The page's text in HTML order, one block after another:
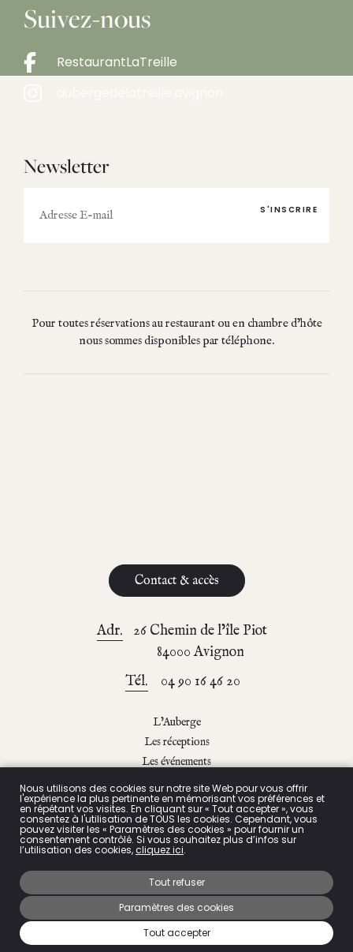
Suivez-nous
RestaurantLaTreille
Newsletter
mail
Pour toutes réservations au restaurant ou en chambre d’hôte
nous sommes disponibles par téléphone.
Contact & accès
Adr.
26 Chemin de l’île Piot
84000 Avignon
Tél.
04 90 16 46 20
L’Auberge
Les réceptions
Les événements
Le blog
Contact & accès
Politique de confidentialité
Mentions légales
Nous utilisons des cookies sur notre site Web pour vous offrir
l'expérience la plus pertinente en mémorisant vos préférences et
en répétant vos visites. En cliquant sur « Tout accepter », vous
consentez à l'utilisation de TOUS les cookies. Cependant, vous
pouvez visiter les « Paramètres des cookies » pour fournir un
consentement contrôlé. Si vous souhaitez plus d’infos sur
l’utilisation des cookies,cliquez ici.
Tout refuser
Paramètres des cookies
Tout accepter